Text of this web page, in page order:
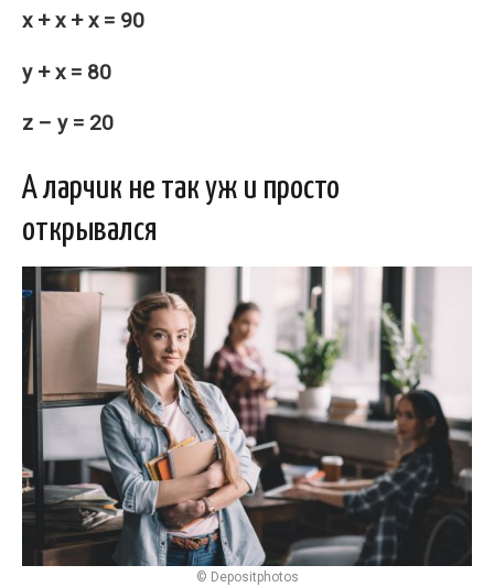
x + x + x = 90
y + x = 80
z – y = 20
А ларчик не так уж и просто
открывался
© Depositphotos